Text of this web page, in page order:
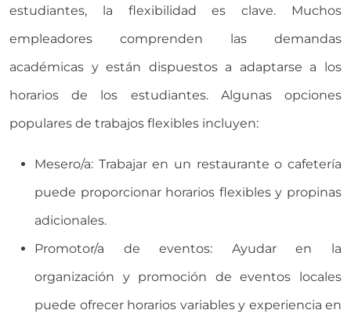
estudiantes, la flexibilidad es clave. Muchos
empleadores comprenden las demandas
académicas y están dispuestos a adaptarse a los
horarios de los estudiantes. Algunas opciones
populares de trabajos flexibles incluyen:
Mesero/a: Trabajar en un restaurante o cafetería
puede proporcionar horarios flexibles y propinas
adicionales.
Promotor/a de eventos: Ayudar en la
organización y promoción de eventos locales
puede ofrecer horarios variables y experiencia en